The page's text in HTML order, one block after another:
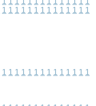
1 1 1 1 1 1 1 1 1 1 1 1 1 1
1 1 1 1 1 1 1 1 1 1 1 1 1 1